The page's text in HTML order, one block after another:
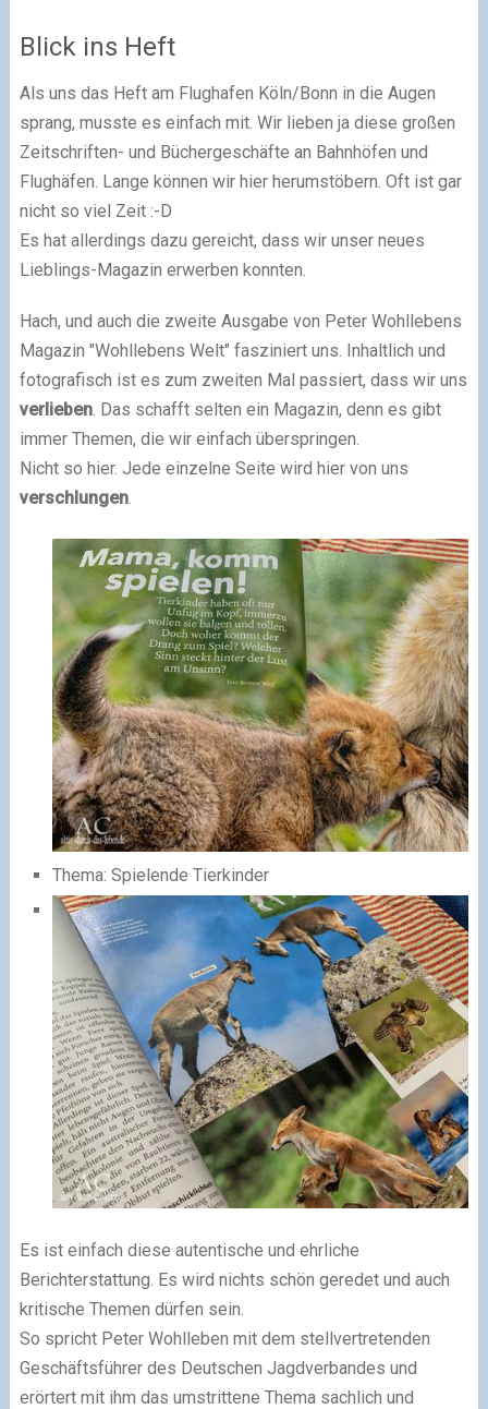
Blick ins Heft
Als uns das Heft am Flughafen Köln/Bonn in die Augen
sprang, musste es einfach mit. Wir lieben ja diese großen
Zeitschriften- und Büchergeschäfte an Bahnhöfen und
Flughäfen. Lange können wir hier herumstöbern. Oft ist gar
nicht so viel Zeit :-D
Es hat allerdings dazu gereicht, dass wir unser neues
Lieblings-Magazin erwerben konnten.
Hach, und auch die zweite Ausgabe von Peter Wohllebens
Magazin "Wohllebens Welt" fasziniert uns. Inhaltlich und
fotografisch ist es zum zweiten Mal passiert, dass wir uns
verlieben. Das schafft selten ein Magazin, denn es gibt
immer Themen, die wir einfach überspringen.
Nicht so hier. Jede einzelne Seite wird hier von uns
verschlungen.
Thema: Spielende Tierkinder
Es ist einfach diese autentische und ehrliche
Berichterstattung. Es wird nichts schön geredet und auch
kritische Themen dürfen sein.
So spricht Peter Wohlleben mit dem stellvertretenden
Geschäftsführer des Deutschen Jagdverbandes und
erörtert mit ihm das umstrittene Thema sachlich und